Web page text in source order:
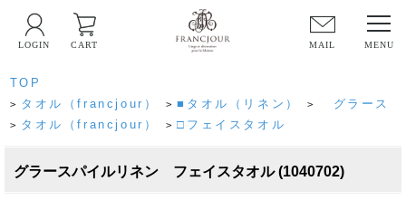
MAIL
LOGIN CART
TOP
> タオル（francjour） > ■タオル（リネン） > グラース
> タオル（francjour） > □フェイスタオル
グラースパイルリネン フェイスタオル (1040702)